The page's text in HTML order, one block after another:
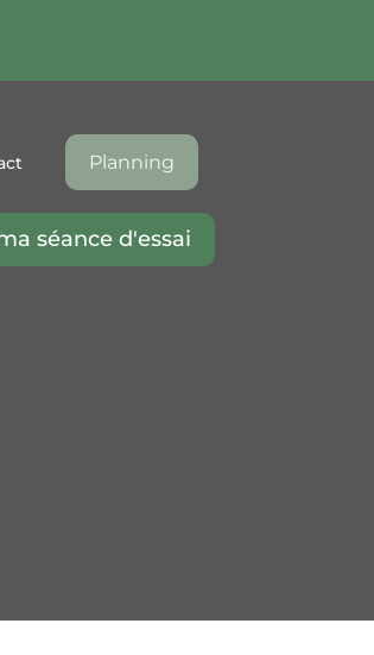
Planning
séance d'essai